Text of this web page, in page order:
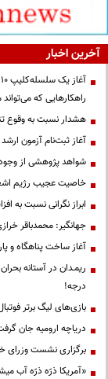
آخرین اخبار
راهکارهایی که
هشدار نسبت به وقوع
آغاز ثبت‌نام آزمون
شواهد پژوهشی از وجود
خاصیت عجیب رژیم
ابراز نگرانی نسبت به
جهانگیر: محمدباقر
آغاز ساخت پناهگاه و
درجه!
بازی‌های لیگ برتر
دریاچه ارومیه جان گرفت؛ افزایش
برگزاری نشست وزرای
«آمریکا ذرّه ذرّه آب